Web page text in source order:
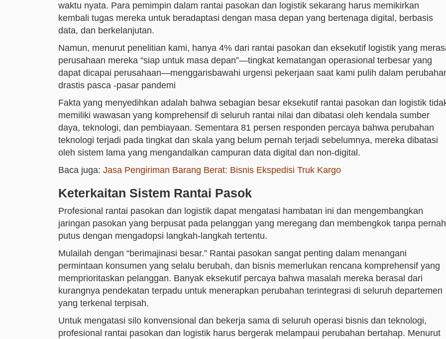
waktu nyata. Para pemimpin dalam rantai pasokan dan logistik sekarang harus memikirkan
kembali tugas mereka untuk beradaptasi dengan masa depan yang bertenaga digital, berbasis
data, dan berkelanjutan.
Namun, menurut penelitian kami, hanya 4% dari rantai pasokan dan eksekutif logistik yang
perusahaan mereka “siap untuk masa depan”—tingkat kematangan operasional terbesar yang
dapat dicapai perusahaan—menggarisbawahi urgensi pekerjaan saat kami pulih dalam
drastis pasca -pasar pandemi
Fakta yang menyedihkan adalah bahwa sebagian besar eksekutif rantai pasokan dan logistik
memiliki wawasan yang komprehensif di seluruh rantai nilai dan dibatasi oleh kendala sumber
daya, teknologi, dan pembiayaan. Sementara 81 persen responden percaya bahwa perubahan
teknologi terjadi pada tingkat dan skala yang belum pernah terjadi sebelumnya, mereka dibatasi
oleh sistem lama yang mengandalkan campuran data digital dan non-digital.
Baca juga: Jasa Pengiriman Barang Berat: Bisnis Ekspedisi Truk Kargo
Keterkaitan Sistem Rantai Pasok
Profesional rantai pasokan dan logistik dapat mengatasi hambatan ini dan mengembangkan
jaringan pasokan yang berpusat pada pelanggan yang meregang dan membengkok tanpa pernah
putus dengan mengadopsi langkah-langkah tertentu.
Mulailah dengan “berimajinasi besar.” Rantai pasokan sangat penting dalam menangani
permintaan konsumen yang selalu berubah, dan bisnis memerlukan rencana komprehensif yang
memprioritaskan pelanggan. Banyak eksekutif percaya bahwa masalah mereka berasal dari
kurangnya pendekatan terpadu untuk menerapkan perubahan terintegrasi di seluruh departemen
yang terkenal terpisah.
Untuk mengatasi silo konvensional dan bekerja sama di seluruh operasi bisnis dan teknologi,
profesional rantai pasokan dan logistik harus bergerak melampaui perubahan bertahap. Menurut